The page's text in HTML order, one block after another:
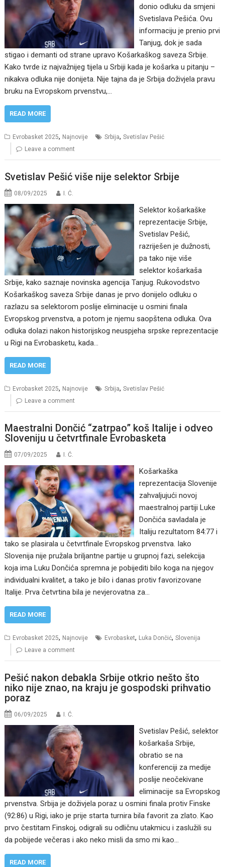
donio odluku da smjeni
Svetislava Pešića. Ovu
informaciju je prenio prvi
Tanjug, dok je sada
stigao i demanti od strane upravo Košarkaškog saveza Srbije.
Kako tvrde iz najvažnijeg tijela u Srbiji kada je košarka u pitanju –
nikakva odluka nije donijeta. Nije tajna da je Srbija doživjela pravu
bruku na Evropskom prvenstvu,…
READ MORE
Evrobasket 2025, Najnovije Srbija,Svetislav Pešić
Leave a comment
Svetislav Pešić više nije selektor Srbije
08/09/2025 I. Ć.
Selektor košarkaške
reprezentacije Srbije,
Svetislav Pešić,
razriješen je dužnosti,
pa tako nije više
selektor košarkaša
Srbije, kako saznaje novinska agencija Tanjug. Rukovodstvo
Košarkaškog saveza Srbije danas je prvo donijelo odluku o
razlazu sa selektorom poslije eliminacije u osmini finala
Evropskog prvenstva, a potom je njemu saopštena odluka. Ova
odluka dolazi nakon historijskog neuspjeha srpske reprezentacije
u Rigi na Evrobasketu, kada…
READ MORE
Evrobasket 2025, Najnovije Srbija,Svetislav Pešić
Leave a comment
Maestralni Dončić “zatrpao” koš Italije i odveo
Sloveniju u četvrtfinale Evrobasketa
07/09/2025 I. Ć.
Košarkaška
reprezentacija Slovenije
zahvaljujući novoj
maestralnoj partiji Luke
Dončića savladala je
Italiju rezultatom 84:77 i
tako se plasirala u četvrtfinale Evropskog prvenstva. Iako
Slovenija nije pružala briljantne partije u grupnoj fazi, selekcija
koja ima Luku Dončića spremna je pobijediti bilo koga na njegov
individualni kvalitet, a tako je bilo i danas protiv favorizovane
Italije. Prva četvrtina bila je nevjerovatna za…
READ MORE
Evrobasket 2025, Najnovije Evrobasket, Luka Dončić,Slovenija
Leave a comment
Pešić nakon debakla Srbije otkrio nešto što
niko nije znao, na kraju je gospodski prihvatio
poraz
06/09/2025 I. Ć.
Svetislav Pešić, selektor
košarkaša Srbije,
obratio se na
konferenciji za medije
poslije neočekivane
eliminacije sa Evropskog
prvenstva. Srbija je doživjela poraz u osmini finala protiv Finske
(92:86) u Rigi, iako je prije starta turnira bila favorit za zlato. Kao
prvo čestitam Finskoj, odigrali su odličnu utakmicu i zaslužili su
da pobijede večeras i ako neko misli da smo mi kao…
READ MORE